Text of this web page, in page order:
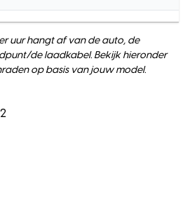
uur hangt af van de auto, de
de laadkabel. Bekijk hieronder
op basis van jouw model.